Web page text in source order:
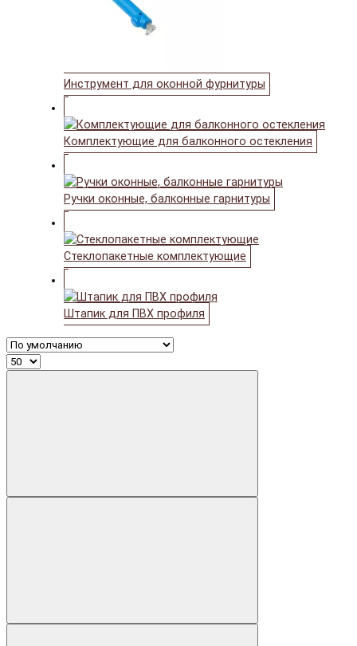
Инструмент для оконной фурнитуры
Комплектующие для балконного остекления
Ручки оконные, балконные гарнитуры
Стеклопакетные комплектующие
Штапик для ПВХ профиля